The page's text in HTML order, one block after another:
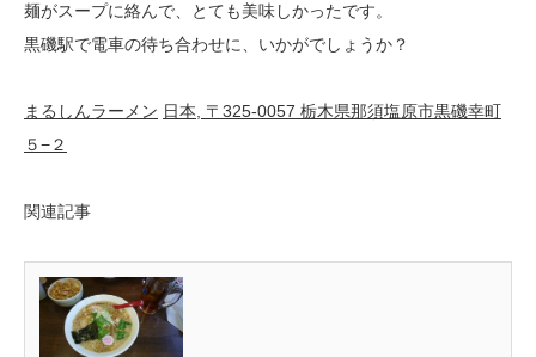
麺がスープに絡んで、とても美味しかったです。
黒磯駅で電車の待ち合わせに、いかがでしょうか？
まるしんラーメン 日本, 〒325-0057 栃木県那須塩原市黒磯幸町
５−２
関連記事